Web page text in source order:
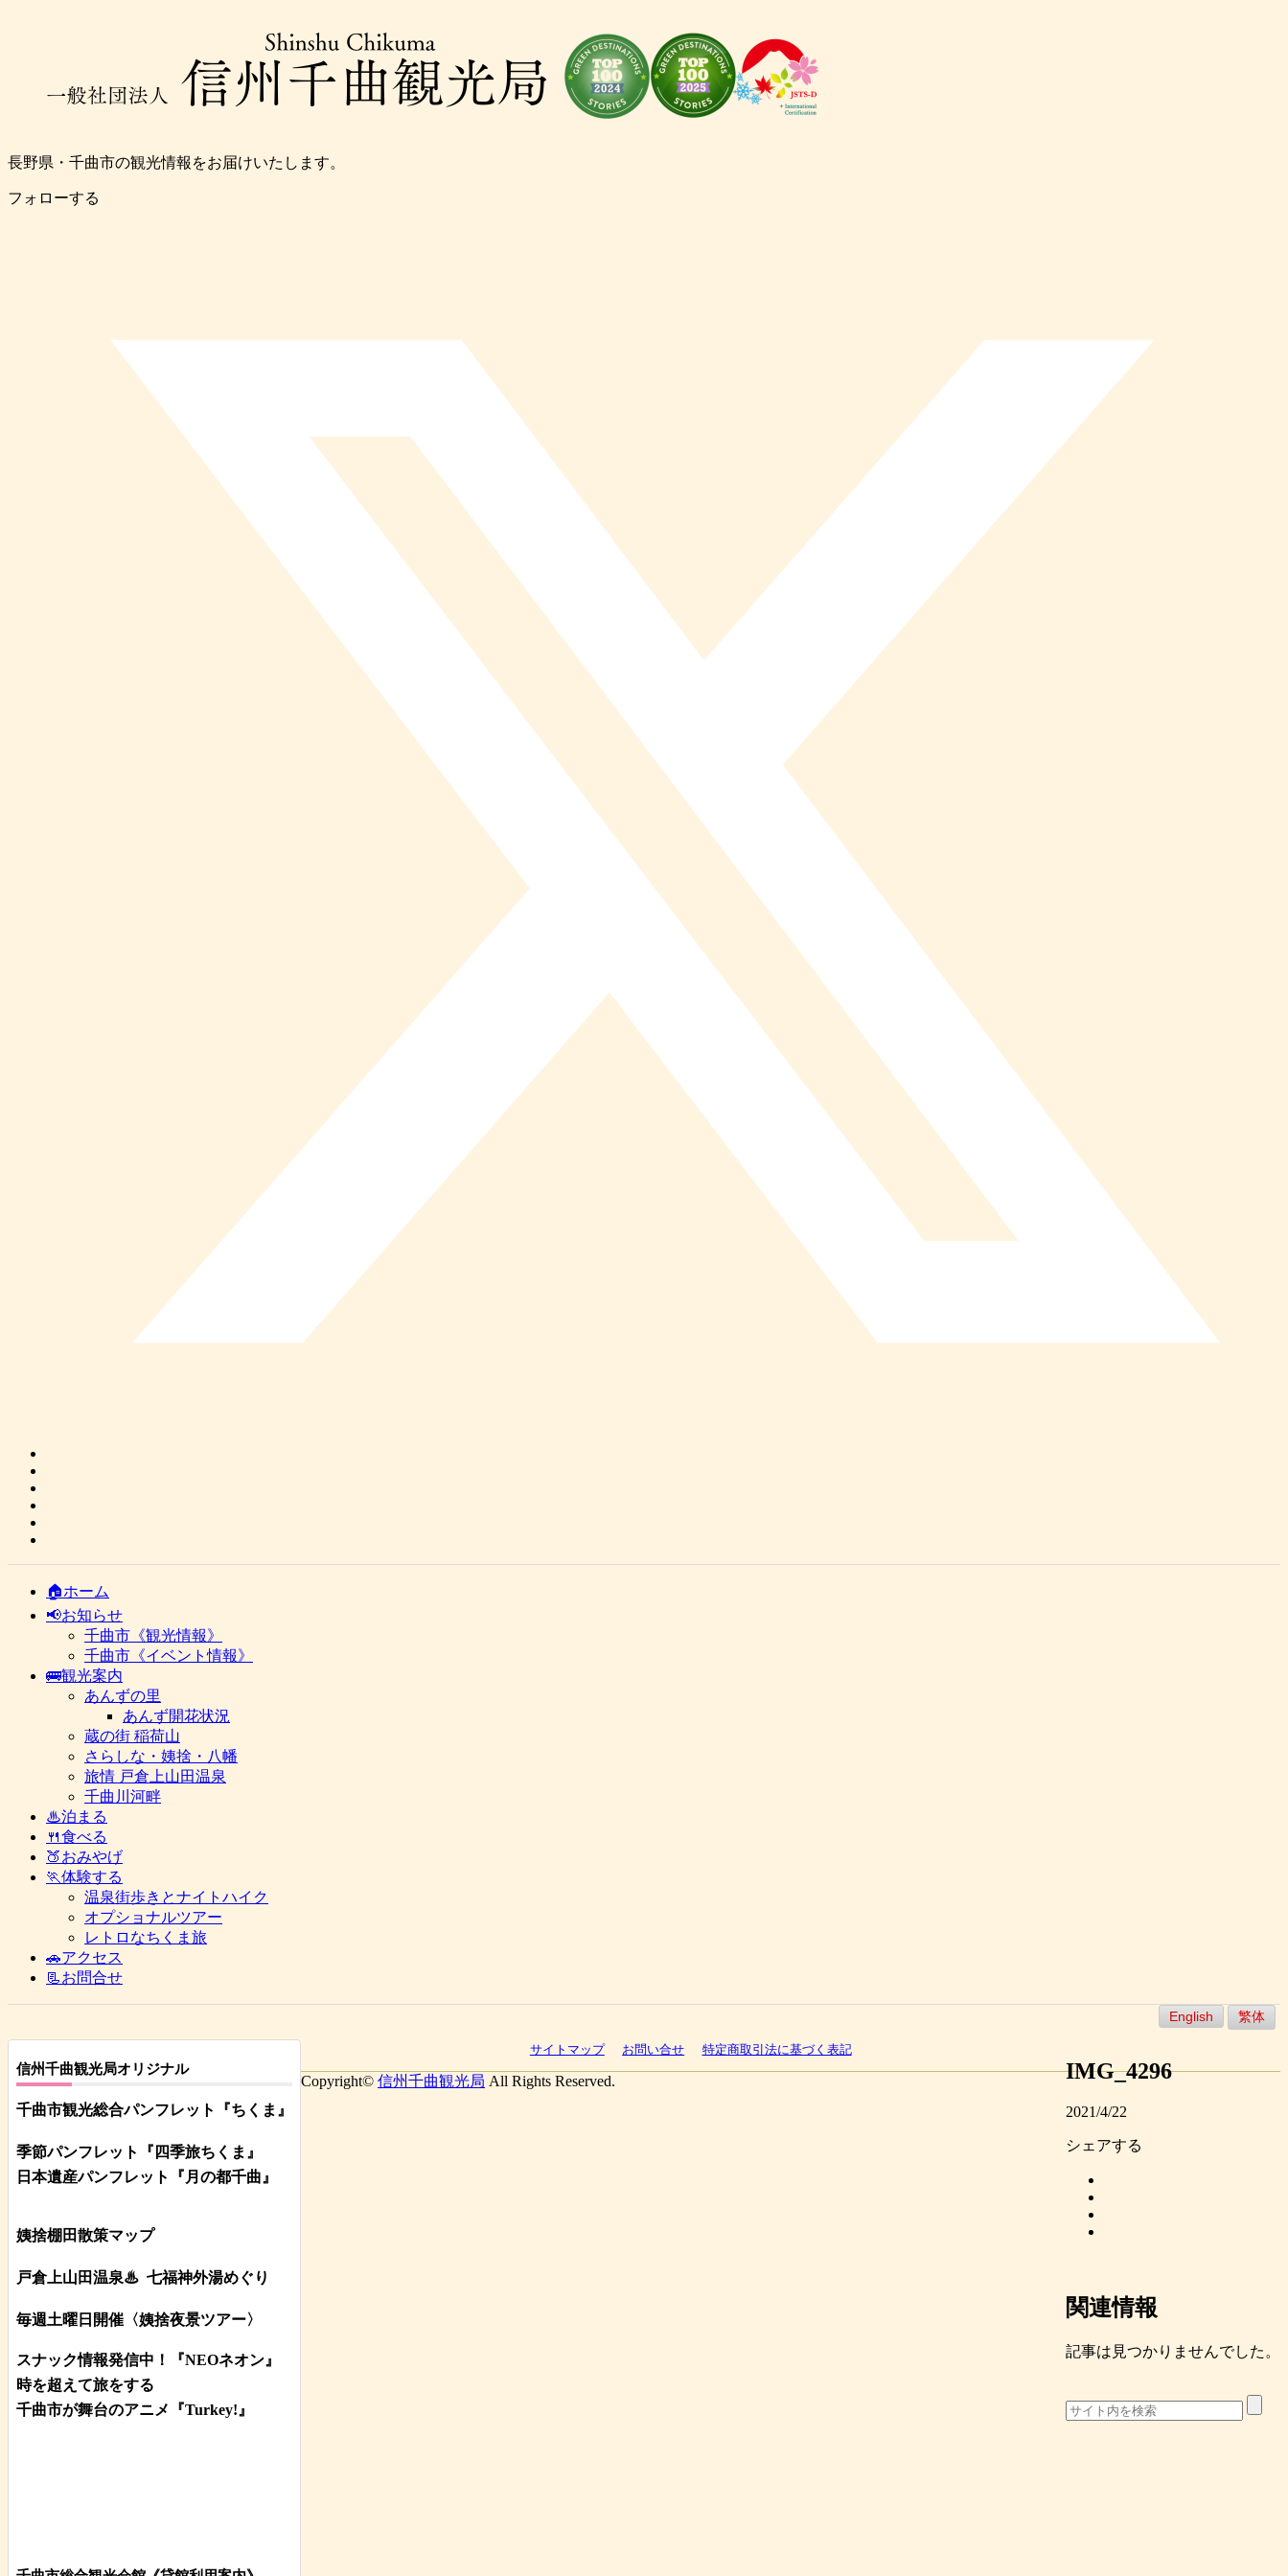
長野県・千曲市の観光情報をお届けいたします。
フォローする
🏠ホーム
📢お知らせ
千曲市《観光情報》
千曲市《イベント情報》
🚌観光案内
あんずの里
あんず開花状況
蔵の街 稲荷山
さらしな・姨捨・八幡
旅情 戸倉上山田温泉
千曲川河畔
♨泊まる
🍴食べる
🍑おみやげ
🏃体験する
温泉街歩きとナイトハイク
オプショナルツアー
レトロなちくま旅
🚗アクセス
📃お問合せ
English 繁体
IMG_4296
2021/4/22
シェアする
関連情報
記事は見つかりませんでした。
信州千曲観光局オリジナル
千曲市観光総合パンフレット 『ちくま』
季節パンフレット『四季旅ちくま』
日本遺産パンフレット
『月の都千曲』
姨捨棚田散策マップ
戸倉上山田温泉♨ 七福神外湯めぐり
毎週土曜日開催〈姨捨夜景ツアー〉
スナック情報発信中！『NEOネオン』
時を超えて旅をする
千曲市が舞台のアニメ『Turkey!』
サイトマップ お問い合せ 特定商取引法に基づく表記
Copyright© 信州千曲観光局 All Rights Reserved.